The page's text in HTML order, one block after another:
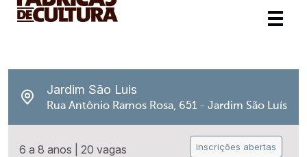
Jardim São Luis
Rua Antônio Ramos Rosa, 651 - Jardim São Luís
6 a 8 anos 20 vagas inscrições abertas